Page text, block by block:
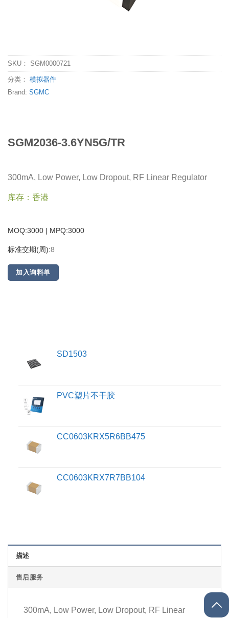
SKU： SGM0000721
分类： 模拟器件
Brand: SGMC
SGM2036-3.6YN5G/TR
300mA, Low Power, Low Dropout, RF Linear Regulator
库存：香港
MOQ:3000 | MPQ:3000
标准交期(周):8
加入询料单
SD1503
PVC塑片不干胶
CC0603KRX5R6BB475
CC0603KRX7R7BB104
描述
售后服务
300mA, Low Power, Low Dropout, RF Linear